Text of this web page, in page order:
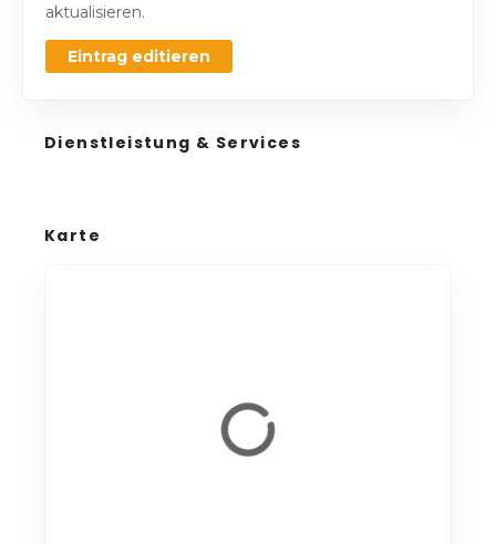
aktualisieren.
Eintrag editieren
Dienstleistung & Services
Karte